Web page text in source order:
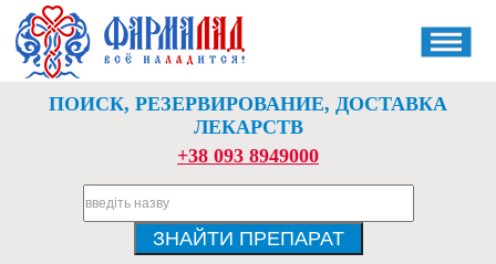
ПОИСК, РЕЗЕРВИРОВАНИЕ, ДОСТАВКА
ЛЕКАРСТВ
+38 093 8949000